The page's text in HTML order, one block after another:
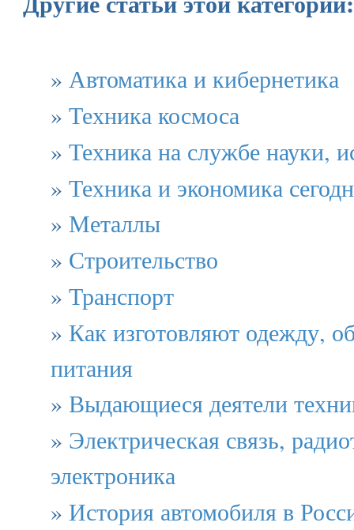
» Автоматика и кибернетика
» Техника космоса
» Техника на службе науки,
» Техника и экономика
» Металлы
» Строительство
» Транспорт
» Как изготовляют одежду,
питания
» Выдающиеся деятели
» Электрическая связь,
электроника
» История автомобиля в